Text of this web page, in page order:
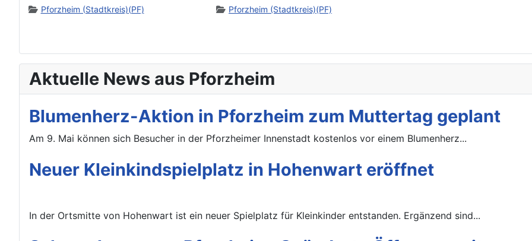
Pforzheim (Stadtkreis)(PF) Pforzheim (Stadtkreis)(PF)
Aktuelle News aus Pforzheim
Blumenherz-Aktion in Pforzheim zum Muttertag geplant
Am 9. Mai können sich Besucher in der Pforzheimer Innenstadt kostenlos vor einem Blumenherz...
Neuer Kleinkindspielplatz in Hohenwart eröffnet
In der Ortsmitte von Hohenwart ist ein neuer Spielplatz für Kleinkinder entstanden. Ergänzend sind...